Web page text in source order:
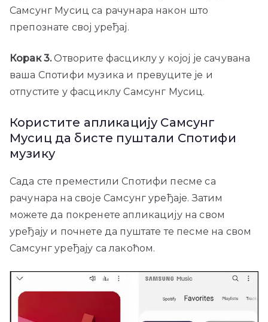
Самсунг Мусиц са рачунара након што
препознате свој уређај.
Корак 3.Отворите фасциклу у којој је сачувана
ваша Спотифи музика и превуците је и
отпустите у фасциклу Самсунг Мусиц.
Користите апликацију Самсунг
Мусиц да бисте пуштали Спотифи
музику
Сада сте преместили Спотифи песме са
рачунара на своје Самсунг уређаје. Затим
можете да покренете апликацију на свом
уређају и почнете да пуштате те песме на свом
Самсунг уређају са лакоћом.